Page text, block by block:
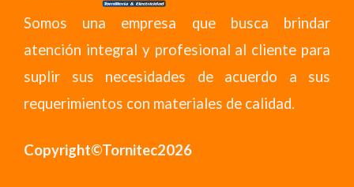
Somos una empresa que busca brindar
atención integral y profesional al cliente para
suplir sus necesidades de acuerdo a sus
requerimientos con materiales de calidad.
Copyright©Tornitec2026